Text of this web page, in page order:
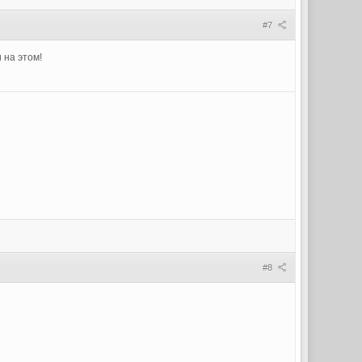
#7
на этом!
#8